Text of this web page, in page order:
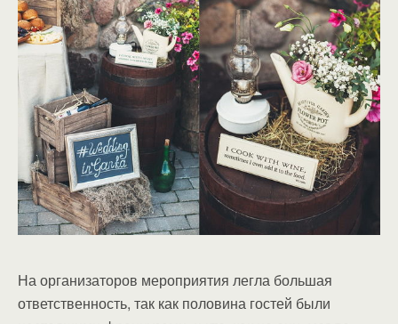
На организаторов мероприятия легла большая
ответственность, так как половина гостей были